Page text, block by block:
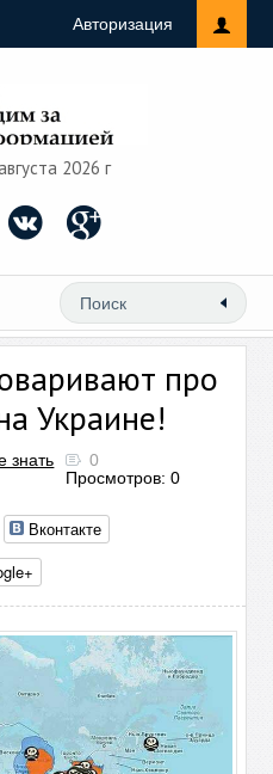
Авторизация
2026 г
про
Украине!
знать
0
Просмотров: 0
Вконтакте